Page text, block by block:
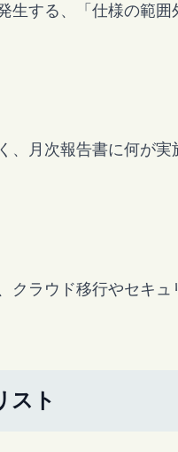
生する、「仕様の範
、月次報告書に何が
ラウド移行やセキ
スト